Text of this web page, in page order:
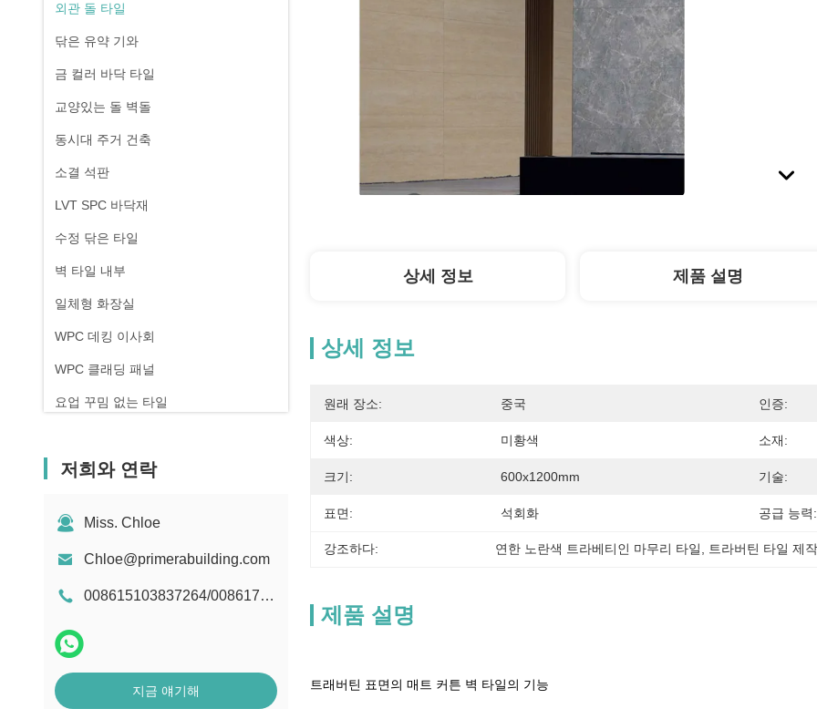
외관 돌 타일
닦은 유약 기와
금 컬러 바닥 타일
교양있는 돌 벽돌
동시대 주거 건축
소결 석판
LVT SPC 바닥재
수정 닦은 타일
벽 타일 내부
일체형 화장실
WPC 데킹 이사회
WPC 클래딩 패널
요업 꾸밈 없는 타일
저희와 연락
Miss. Chloe
Chloe@primerabuilding.com
008615103837264/008617818909251
지금 얘기해
상세 정보 제품 설명
상세 정보
원래 장소: 중국 인증:
색상: 미황색 소재:
크기: 600x1200mm 기술:
표면: 석회화 공급 능력:
강조하다: 연한 노란색 트라베티인 마무리 타일 트라버틴 타일 제
제품 설명
트래버틴 표면의 매트 커튼 벽 타일의 기능